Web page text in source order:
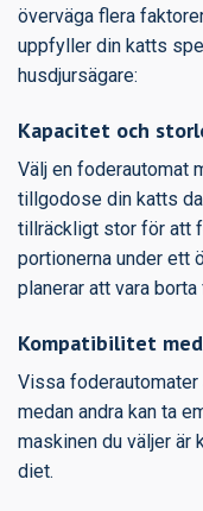
överväga flera
uppfyller din katts
husdjursägare:
Kapacitet och
Välj en foderautomat
tillgodose din katts
tillräckligt stor för att
portionerna under ett
planerar att vara
Kompatibilitet
Vissa
medan andra kan ta
maskinen du väljer är
diet.